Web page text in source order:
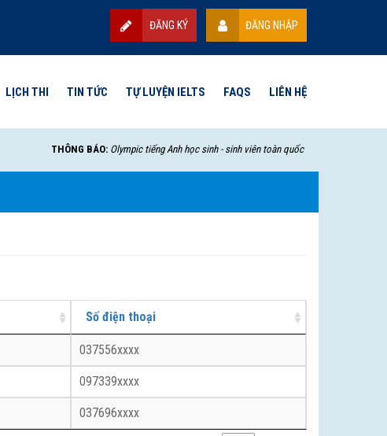
ĐĂNG KÝ ĐĂNG NHẬP
THÔNG BÁO: Olympic tiếng Anh học sinh - sinh viên toàn quốc lần thứ VII - 2025 sẽ
LỊCH THI TIN TỨC TỰ LUYỆN IELTS FAQS LIÊN HỆ
Số điện thoại
037556xxxx
097339xxxx
037696xxxx